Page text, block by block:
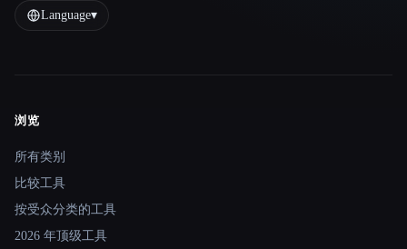
Language▾
Site navigation
浏览
所有类别
比较工具
按受众分类的工具
2026 年顶级工具